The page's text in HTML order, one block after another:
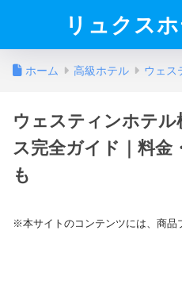
リュクス
ホーム 高級ホテル ウェス
ウェスティンホテ
ス完全ガイド｜料金
も
※本サイトのコンテンツには、商品